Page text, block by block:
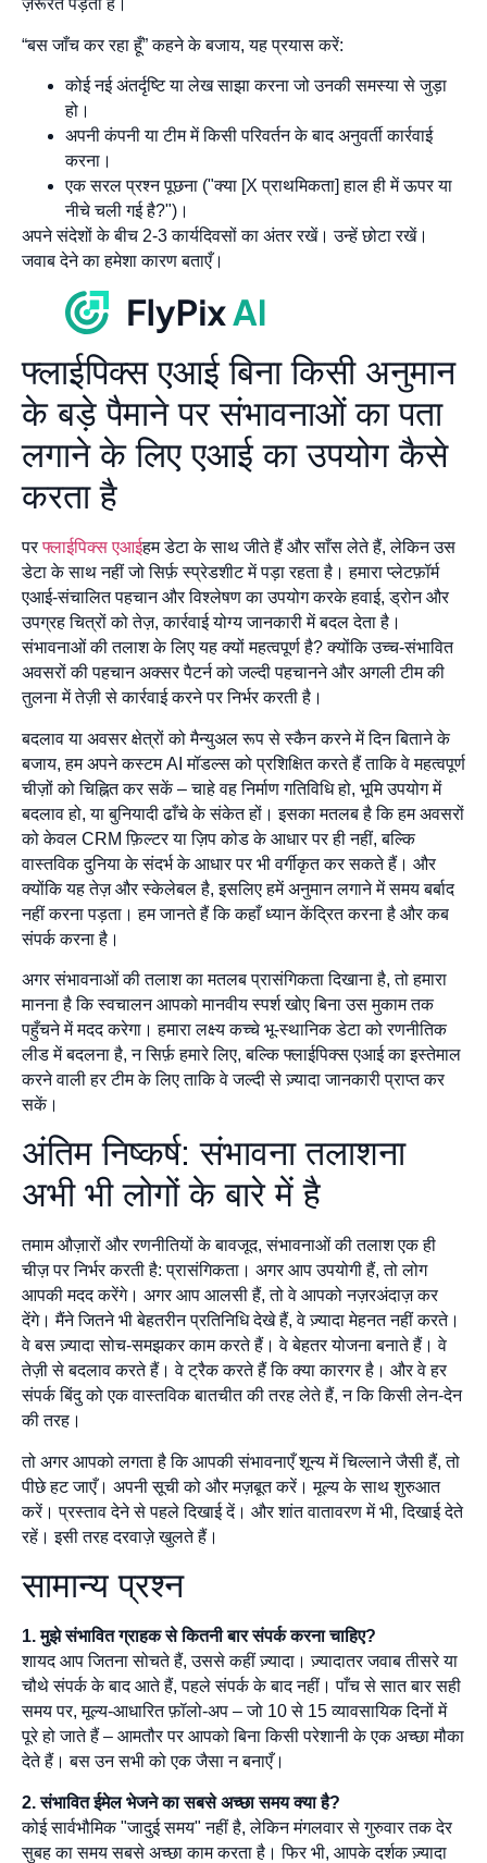
ज़रूरत पड़ती है।
“बस जाँच कर रहा हूँ” कहने के बजाय, यह प्रयास करें:
कोई नई अंतर्दृष्टि या लेख साझा करना जो उनकी समस्या से जुड़ा
हो।
अपनी कंपनी या टीम में किसी परिवर्तन के बाद अनुवर्ती कार्रवाई
करना।
एक सरल प्रश्न पूछना ("क्या [X प्राथमिकता] हाल ही में ऊपर या
नीचे चली गई है?")।
अपने संदेशों के बीच 2-3 कार्यदिवसों का अंतर रखें। उन्हें छोटा रखें।
जवाब देने का हमेशा कारण बताएँ।
फ्लाईपिक्स एआई बिना किसी अनुमान
के बड़े पैमाने पर संभावनाओं का पता
लगाने के लिए एआई का उपयोग कैसे
करता है
परफ्लाईपिक्स एआईहम डेटा के साथ जीते हैं और साँस लेते हैं, लेकिन उस
डेटा के साथ नहीं जो सिर्फ़ स्प्रेडशीट में पड़ा रहता है। हमारा प्लेटफ़ॉर्म
एआई-संचालित पहचान और विश्लेषण का उपयोग करके हवाई, ड्रोन और
उपग्रह चित्रों को तेज़, कार्रवाई योग्य जानकारी में बदल देता है।
संभावनाओं की तलाश के लिए यह क्यों महत्वपूर्ण है? क्योंकि उच्च-संभावित
अवसरों की पहचान अक्सर पैटर्न को जल्दी पहचानने और अगली टीम की
तुलना में तेज़ी से कार्रवाई करने पर निर्भर करती है।
बदलाव या अवसर क्षेत्रों को मैन्युअल रूप से स्कैन करने में दिन बिताने के
बजाय, हम अपने कस्टम AI मॉडल्स को प्रशिक्षित करते हैं ताकि वे महत्वपूर्ण
चीज़ों को चिह्नित कर सकें – चाहे वह निर्माण गतिविधि हो, भूमि उपयोग में
बदलाव हो, या बुनियादी ढाँचे के संकेत हों। इसका मतलब है कि हम अवसरों
को केवल CRM फ़िल्टर या ज़िप कोड के आधार पर ही नहीं, बल्कि
वास्तविक दुनिया के संदर्भ के आधार पर भी वर्गीकृत कर सकते हैं। और
क्योंकि यह तेज़ और स्केलेबल है, इसलिए हमें अनुमान लगाने में समय बर्बाद
नहीं करना पड़ता। हम जानते हैं कि कहाँ ध्यान केंद्रित करना है और कब
संपर्क करना है।
अगर संभावनाओं की तलाश का मतलब प्रासंगिकता दिखाना है, तो हमारा
मानना है कि स्वचालन आपको मानवीय स्पर्श खोए बिना उस मुकाम तक
पहुँचने में मदद करेगा। हमारा लक्ष्य कच्चे भू-स्थानिक डेटा को रणनीतिक
लीड में बदलना है, न सिर्फ़ हमारे लिए, बल्कि फ्लाईपिक्स एआई का इस्तेमाल
करने वाली हर टीम के लिए ताकि वे जल्दी से ज़्यादा जानकारी प्राप्त कर
सकें।
अंतिम निष्कर्ष: संभावना तलाशना
अभी भी लोगों के बारे में है
तमाम औज़ारों और रणनीतियों के बावजूद, संभावनाओं की तलाश एक ही
चीज़ पर निर्भर करती है: प्रासंगिकता। अगर आप उपयोगी हैं, तो लोग
आपकी मदद करेंगे। अगर आप आलसी हैं, तो वे आपको नज़रअंदाज़ कर
देंगे। मैंने जितने भी बेहतरीन प्रतिनिधि देखे हैं, वे ज़्यादा मेहनत नहीं करते।
वे बस ज़्यादा सोच-समझकर काम करते हैं। वे बेहतर योजना बनाते हैं। वे
तेज़ी से बदलाव करते हैं। वे ट्रैक करते हैं कि क्या कारगर है। और वे हर
संपर्क बिंदु को एक वास्तविक बातचीत की तरह लेते हैं, न कि किसी लेन-देन
की तरह।
तो अगर आपको लगता है कि आपकी संभावनाएँ शून्य में चिल्लाने जैसी हैं, तो
पीछे हट जाएँ। अपनी सूची को और मज़बूत करें। मूल्य के साथ शुरुआत
करें। प्रस्ताव देने से पहले दिखाई दें। और शांत वातावरण में भी, दिखाई देते
रहें। इसी तरह दरवाज़े खुलते हैं।
सामान्य प्रश्न
1. मुझे संभावित ग्राहक से कितनी बार संपर्क करना चाहिए?
शायद आप जितना सोचते हैं, उससे कहीं ज़्यादा। ज़्यादातर जवाब तीसरे या
चौथे संपर्क के बाद आते हैं, पहले संपर्क के बाद नहीं। पाँच से सात बार सही
समय पर, मूल्य-आधारित फ़ॉलो-अप – जो 10 से 15 व्यावसायिक दिनों में
पूरे हो जाते हैं – आमतौर पर आपको बिना किसी परेशानी के एक अच्छा मौका
देते हैं। बस उन सभी को एक जैसा न बनाएँ।
2. संभावित ईमेल भेजने का सबसे अच्छा समय क्या है?
कोई सार्वभौमिक "जादुई समय" नहीं है, लेकिन मंगलवार से गुरुवार तक देर
सुबह का समय सबसे अच्छा काम करता है। फिर भी, आपके दर्शक ज़्यादा